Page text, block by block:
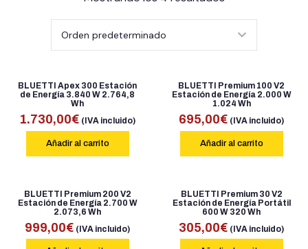
BLUETTI Apex 300 Estación
de Energía 3.840 W 2.764,8
Wh
1.730,00€ (IVA incluido)
Añadir al carrito
BLUETTI Premium 100 V2
Estación de Energía 2.000 W
1.024 Wh
695,00€ (IVA incluido)
Añadir al carrito
BLUETTI Premium 200 V2
Estación de Energía 2.700 W
2.073,6 Wh
999,00€ (IVA incluido)
BLUETTI Premium 30 V2
Estación de Energía Portátil
600 W 320 Wh
305,00€ (IVA incluido)